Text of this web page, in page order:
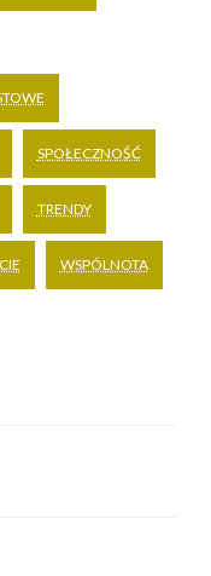
SPOŁECZNOŚĆ
TRENDY
WSPÓLNOTA